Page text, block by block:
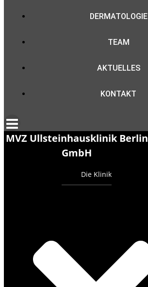
DERMATOLOGIE
TEAM
AKTUELLES
KONTAKT
MVZ Ullsteinhausklinik Berlin
GmbH
Die Klinik